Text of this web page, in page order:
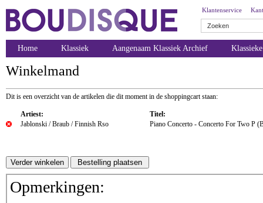
Klantenservice
Home Klassiek Aangenaam Klassiek Archief
Winkelmand
Dit is een overzicht van de artikelen die dit moment in de shoppingcart staan:
Artiest:
Titel:
Jablonski / Braub / Finnish Rso
Piano Concerto - Concerto For Two P
Opmerkingen: